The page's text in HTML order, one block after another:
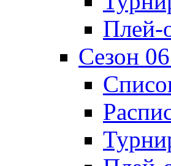
Плей-
Сезон